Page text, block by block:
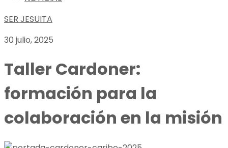
SER JESUITA
30 julio, 2025
Taller Cardoner:
formación para la
colaboración en la misión